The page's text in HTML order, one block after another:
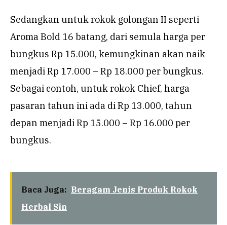
Sedangkan untuk rokok golongan II seperti
Aroma Bold 16 batang, dari semula harga per
bungkus Rp 15.000, kemungkinan akan naik
menjadi Rp 17.000 – Rp 18.000 per bungkus.
Sebagai contoh, untuk rokok Chief, harga
pasaran tahun ini ada di Rp 13.000, tahun
depan menjadi Rp 15.000 – Rp 16.000 per
bungkus.
Baca Juga: Beragam Jenis Produk Rokok
Herbal Sin